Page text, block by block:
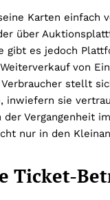
Karten einfach
über
gibt es jedoch
von
stellt
inwiefern sie
der Vergangenheit
nur in den
Ticket-